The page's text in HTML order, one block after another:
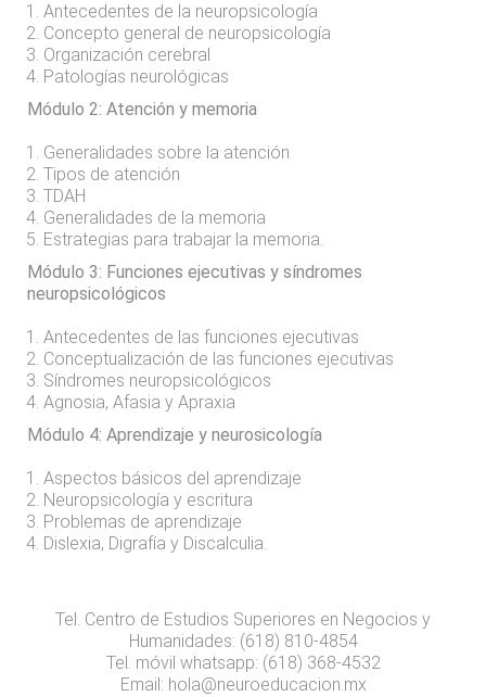
Antecedentes de la neuropsicología
Concepto general de neuropsicología
Organización cerebral
Patologías neurológicas
Módulo 2: Atención y memoria
Generalidades sobre la atención
Tipos de atención
TDAH
Generalidades de la memoria
Estrategias para trabajar la memoria.
Módulo 3: Funciones ejecutivas y síndromes
neuropsicológicos
Antecedentes de las funciones ejecutivas
Conceptualización de las funciones ejecutivas
Síndromes neuropsicológicos
Agnosia, Afasia y Apraxia
Módulo 4: Aprendizaje y neurosicología
Aspectos básicos del aprendizaje
Neuropsicología y escritura
Problemas de aprendizaje
Dislexia, Digrafía y Discalculia.
Tel. Centro de Estudios Superiores en Negocios y
Humanidades: (618) 810-4854
Tel. móvil whatsapp: (618) 368-4532
Email: hola@neuroeducacion.mx